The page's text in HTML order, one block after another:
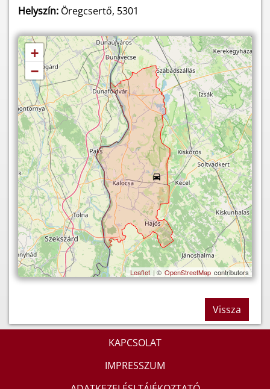
Helyszín: Öregcsertő, 5301
+
−
Leaflet | © OpenStreetMap contributors
Vissza
KAPCSOLAT
IMPRESSZUM